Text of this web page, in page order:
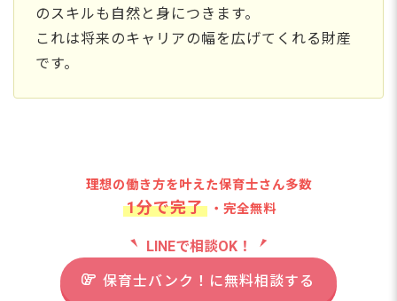
のスキルも自然と身につきます。
これは将来のキャリアの幅を広げてくれる財産
です。
理想の働き方を叶えた保育士さん多数
1分で完了 ・完全無料
LINEで相談OK！
保育士バンク！に無料相談する